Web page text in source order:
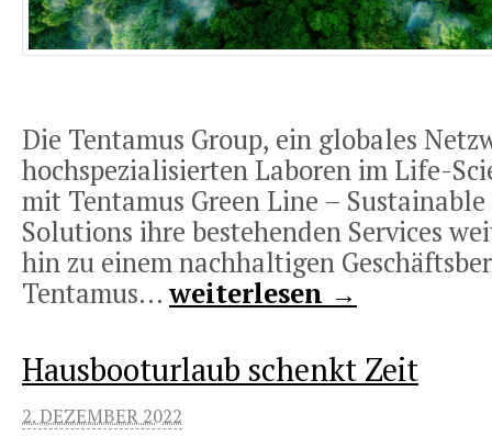
Die Tentamus Group, ein globales
hochspezialisierten Laboren im Life-
mit Tentamus Green Line –
Solutions ihre bestehenden Services
hin zu einem nachhaltigen
Tentamus... weiterlesen →
Hausbooturlaub schenkt Zeit
2. DEZEMBER 2022